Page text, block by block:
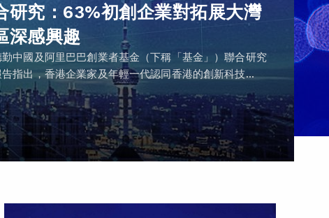
研究：63%初創企業對拓展大灣
深感興趣
勤中國及阿里巴巴創業者基金（下稱「基金」）聯合研究
告指出，香港企業家及年輕一代認同香港的創新科技...